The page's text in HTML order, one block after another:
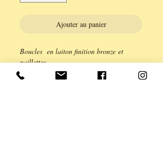
Ajouter au panier
Boucles en laiton finition bronze et
paillettes.
Légèreté et couleur pour cet ensemble de
laiton et en brillance.